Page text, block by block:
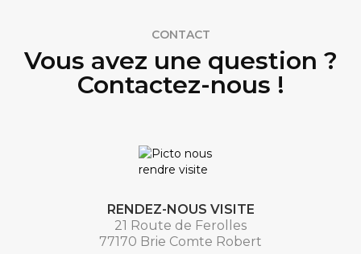
CONTACT
Vous avez une question ?
Contactez-nous !
RENDEZ-NOUS VISITE
21 Route de Ferolles
77170 Brie Comte Robert